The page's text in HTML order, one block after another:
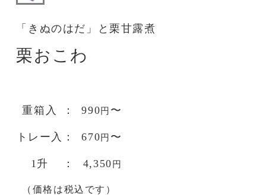
「きぬのはだ」と栗甘露煮
栗おこわ
重箱入 ： 990円 〜
トレー入 ： 670円 〜
1升 ： 4,350 円
（価格は税込です）